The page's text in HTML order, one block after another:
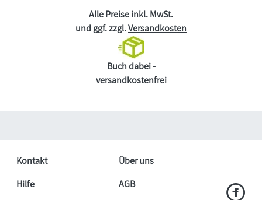
Alle Preise inkl. MwSt.
und ggf. zzgl.Versandkosten
Buch dabei -
versandkostenfrei
Kontakt
Über uns
Hilfe
AGB